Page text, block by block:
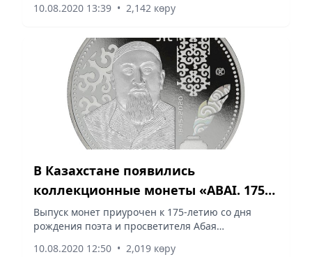
10.08.2020 13:39 • 2,142 көру
В Казахстане появились
коллекционные монеты «ABAI. 175
JYL»
Выпуск монет приурочен к 175-летию со дня
рождения поэта и просветителя Абая
10.08.2020 12:50 • 2,019 көру